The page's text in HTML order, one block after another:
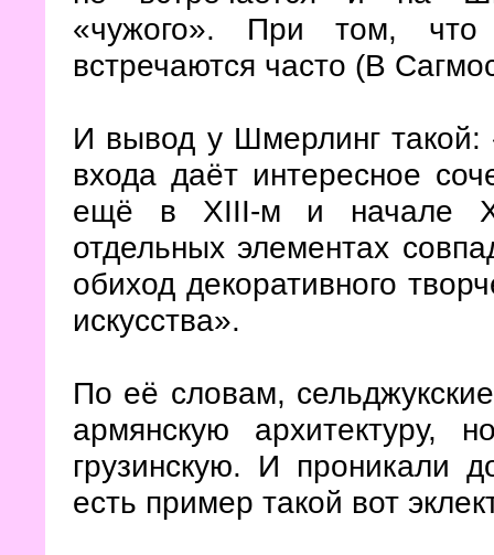
«чужого». При том,
встречаются часто (В
И вывод у Шмерлинг такой:
входа даёт интересное
ещё в XIII-м и начале
отдельных элементах
обиход декоративного
искусства».
По её словам,
армянскую архитектуру,
грузинскую. И проникали
есть пример такой вот